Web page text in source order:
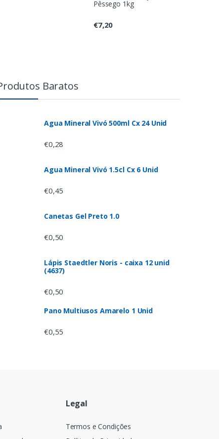
Pêssego 1kg
€7,20
Baratos
Agua Mineral Vivó 500ml Cx 24 Unid
€0,28
Agua Mineral Vivó 1.5cl Cx 6 Unid
€0,45
Canetas Gel Preto 1.0
€0,50
Lápis Staedtler Noris - caixa 12 unid
(4637)
€0,50
Pano Multiusos Amarelo 1 Unid
€0,55
Legal
Termos e Condições